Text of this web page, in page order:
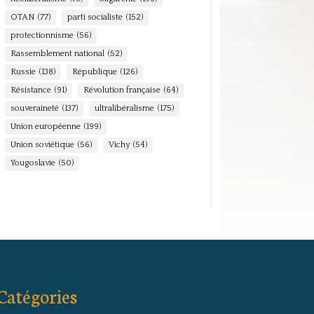
OTAN (77) parti socialiste (152)
protectionnisme (56)
Rassemblement national (52)
Russie (138) République (126)
Résistance (91) Révolution française (64)
souveraineté (137) ultralibéralisme (175)
Union européenne (199)
Union soviétique (56) Vichy (54)
Yougoslavie (50)